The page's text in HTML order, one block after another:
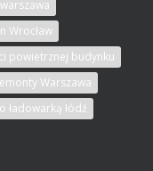
Wrocław
powietrznej budynku
Warszawa
ładowarką łódź